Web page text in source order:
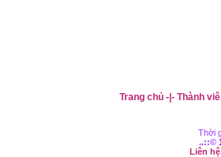
Trang chủ-|- Thành
Thời
..::©
Liên